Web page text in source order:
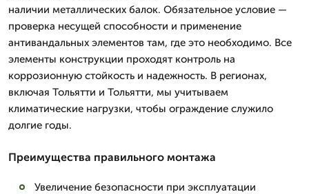
наличии металлических балок. Обязательное условие —
проверка несущей способности и применение
антивандальных элементов там, где это необходимо. Все
элементы конструкции проходят контроль на
коррозионную стойкость и надежность. В регионах,
включая Тольятти и Тольятти, мы учитываем
климатические нагрузки, чтобы ограждение служило
долгие годы.
Преимущества правильного монтажа
Увеличение безопасности при эксплуатации